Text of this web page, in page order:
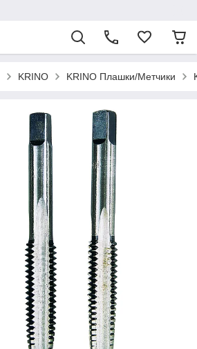
KRINO KRINO Плашки/Метчики